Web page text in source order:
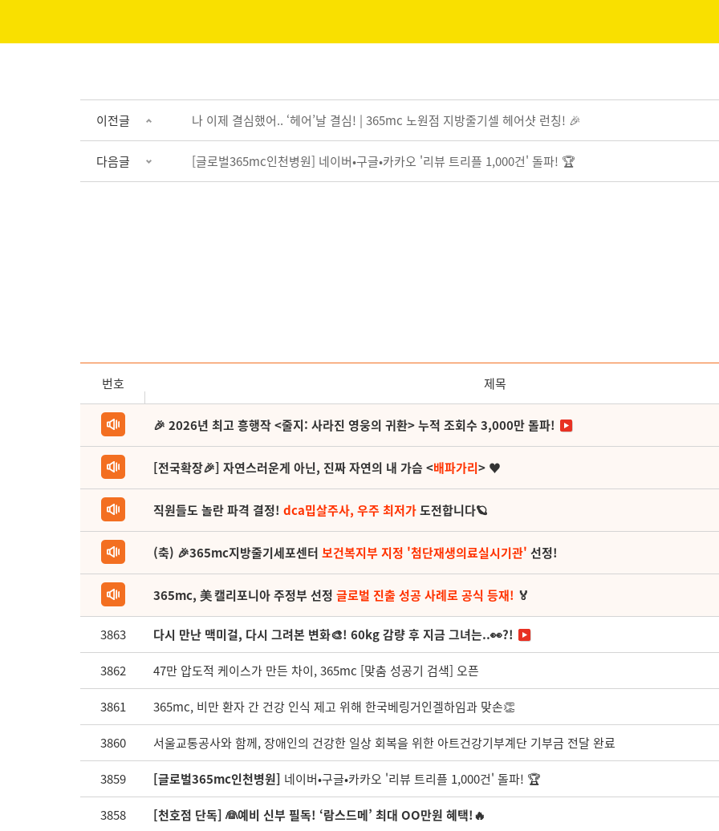
이전글 나 이제 결심했어.. ‘헤어’날 결심! | 365mc 노원점 지방줄기셀 헤어샷 런칭! 🎉
다음글 [글로벌365mc인천병원] 네이버•구글•카카오 '리뷰 트리플 1,000건' 돌파! 🏆
번호 제목
🎉 2026년 최고 흥행작 <줄지: 사라진 영웅의 귀환> 누적 조회수 3,000만 돌파!
[전국확장🎉] 자연스러운게 아닌, 진짜 자연의 내 가슴 <배파가리> ♥
직원들도 놀란 파격 결정! dca밉살주사, 우주 최저가도전합니다🪐
(축) 🎉365mc지방줄기세포센터 보건복지부 지정 '첨단재생의료실시기관' 선정!
365mc, 美 캘리포니아 주정부 선정 글로벌 진출 성공 사례로 공식 등재! 🏅
3863 다시 만난 맥미걸, 다시 그려본 변화🎨! 60kg 감량 후 지금 그녀는..👀?!
3862 47만 압도적 케이스가 만든 차이, 365mc [맞춤 성공기 검색] 오픈
3861 365mc, 비만 환자 간 건강 인식 제고 위해 한국베링거인겔하임과 맞손👏
3860 서울교통공사와 함께, 장애인의 건강한 일상 회복을 위한 아트건강기부계단 기부금 전달 완료
3859 [글로벌365mc인천병원] 네이버•구글•카카오 '리뷰 트리플 1,000건' 돌파! 🏆
3858 [천호점 단독] 👰예비 신부 필독! ‘람스드메’ 최대 OO만원 혜택!🔥